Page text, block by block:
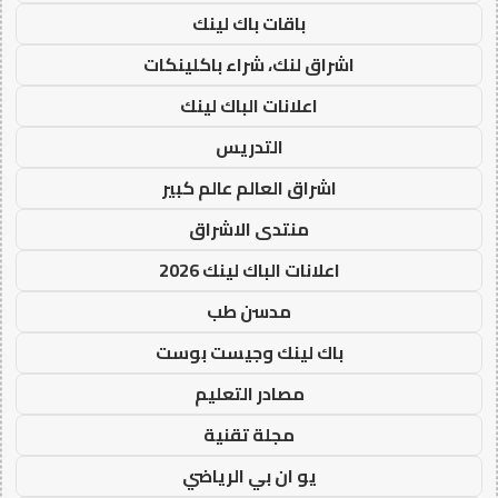
باقات باك لينك
اشراق لنك، شراء باكلينكات
اعلانات الباك لينك
التدريس
اشراق العالم عالم كبير
منتدى الاشراق
اعلانات الباك لينك 2026
مدسن طب
باك لينك وجيست بوست
مصادر التعليم
مجلة تقنية
يو ان بي الرياضي